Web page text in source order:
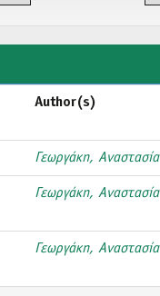
Author(s)
Γεωργάκη, Αναστασία
Γεωργάκη, Αναστασία
Γεωργάκη, Αναστασία